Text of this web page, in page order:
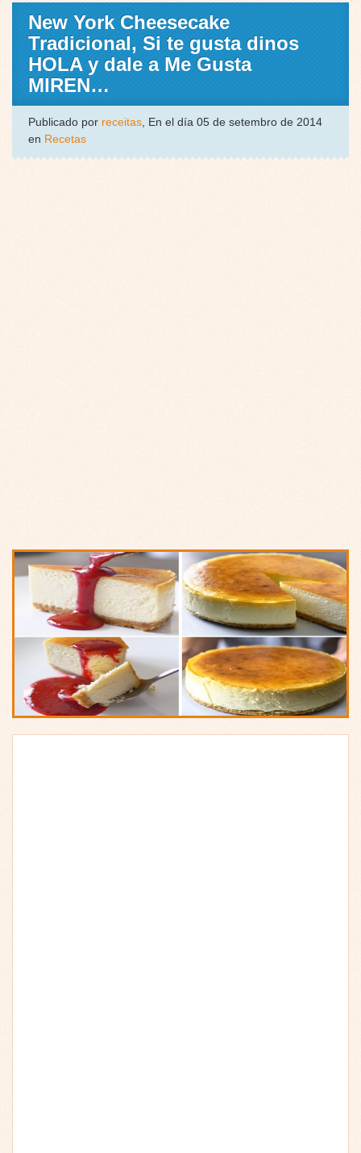
New York Cheesecake
Tradicional, Si te gusta dinos
HOLA y dale a Me Gusta
MIREN…
Publicado por receitas, En el día 05 de setembro de 2014
en Recetas